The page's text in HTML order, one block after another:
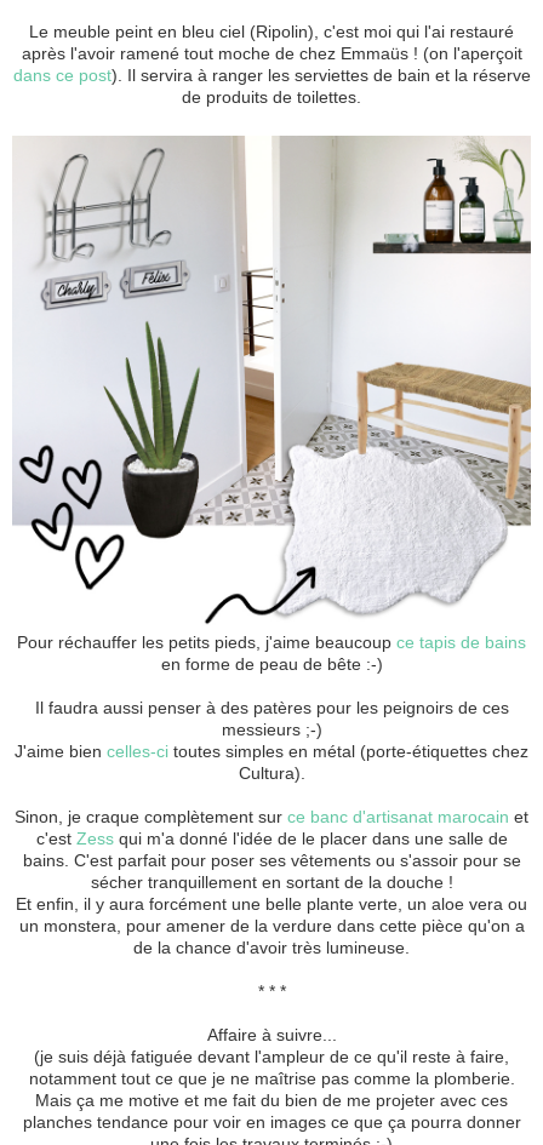
Le meuble peint en bleu ciel (Ripolin), c'est moi qui l'ai restauré
après l'avoir ramené tout moche de chez Emmaüs ! (on l'aperçoit
dans ce post). Il servira à ranger les serviettes de bain et la réserve
de produits de toilettes.
Pour réchauffer les petits pieds, j'aime beaucoup ce tapis de bains
en forme de peau de bête :-)
Il faudra aussi penser à des patères pour les peignoirs de ces
messieurs ;-)
J'aime bien celles-ci toutes simples en métal (porte-étiquettes chez
Cultura).
Sinon, je craque complètement sur ce banc d'artisanat marocain et
c'est Zessqui m'a donné l'idée de le placer dans une salle de
bains. C'est parfait pour poser ses vêtements ou s'assoir pour se
sécher tranquillement en sortant de la douche !
Et enfin, il y aura forcément une belle plante verte, un aloe vera ou
un monstera, pour amener de la verdure dans cette pièce qu'on a
de la chance d'avoir très lumineuse.
* * *
Affaire à suivre...
(je suis déjà fatiguée devant l'ampleur de ce qu'il reste à faire,
notamment tout ce que je ne maîtrise pas comme la plomberie.
Mais ça me motive et me fait du bien de me projeter avec ces
planches tendance pour voir en images ce que ça pourra donner